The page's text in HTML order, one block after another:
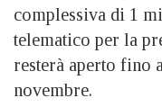
complessiva di 1
telematico per la
resterà aperto fino
novembre.